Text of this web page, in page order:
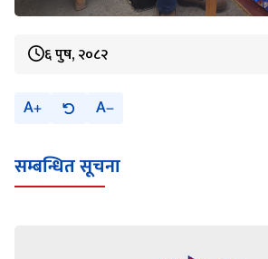
६ पुष, २०८२
A A
सम्बन्धित सूचना